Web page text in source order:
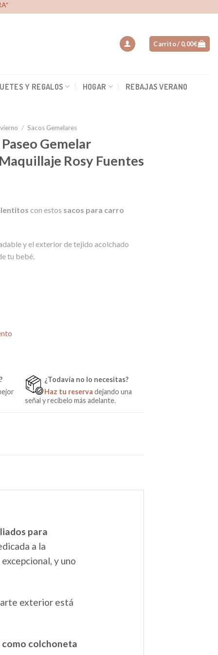
Carrito / 0,00€
Y REGALOS HOGAR REBAJAS VERANO
/ Sacos Gemelares
Paseo Gemelar
Rosy Fuentes
con estos sacos para carro
y el exterior de tejido acolchado
tu bebé.
¿Todavía no lo necesitas?
Haz tu reserva dejando una
señal y recíbelo más adelante.
para
a la
y uno
exterior está
colchoneta